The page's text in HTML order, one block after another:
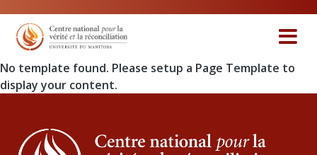
No template found. Please setup a Page Template to
display your content.